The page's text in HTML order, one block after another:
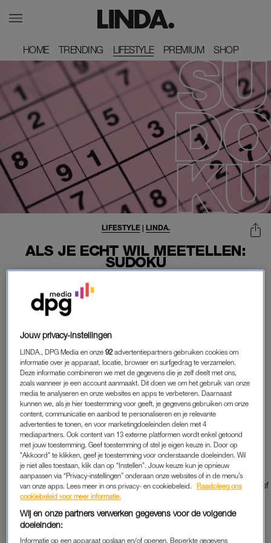
HOME
HOME TRENDING
TRENDING LIFESTYLE PREMIUM
PREMIUM SHOP
SHOP
ALS JE ECHT WIL MEETELLEN:
SUDOKU
LIFESTYLE| LINDA.
Sudoku: wie is er niet groot mee geworden? Speel je
favoriete getallenpuzzel nu oneindig online.
SUDOKU SPELEN
HOE SPEEL JE SUDOKU?
Op elke rij en in elke kolom moet je precies een keer de
cijfers van 1 tot en met 9 invullen.
In elk vierkant van 3×3 mag ook precies een keer 1 tot en
met 9 staan.
Tip: begin met een getal waar er al veel van zijn ingevuld of
met kolommen, rijen of vierkanten die weinig open plekken
bevatten.
Jouw privacy-instellingen
LINDA., DPG Media en onze92 advertentiepartners gebruiken cookies om
informatie over je apparaat, locatie, browser en surfgedrag te verzamelen.
Deze informatie combineren we met de gegevens die je zelf deelt met ons,
zoals wanneer je een account aanmaakt. Dit doen we om het gebruik van onze
media te analyseren en onze websites en apps te verbeteren. Daarnaast
kunnen we, als je hier toestemming voor geeft, je gegevens gebruiken om onze
content, communicatie en aanbod te personaliseren en je relevante
advertenties te tonen, en voor marketingdoeleinden delen met 4
mediapartners. Ook content van 13 externe platformen wordt enkel getoond
met jouw toestemming. Geef toestemming of stel je eigen keuze in. Door op
"Akkoord" te klikken, geef je toestemming voor onderstaande doeleinden. Wil
je niet alles toestaan, klik dan op “Instellen”. Jouw keuze kun je opnieuw
aanpassen via “Privacy-instellingen” onderaan onze websites of in de menu’s
van onze apps. Lees meer in ons privacy- en cookiebeleid.
Raadpleeg ons
cookiebeleid voor meer informatie.
Wij en onze partners verwerken gegevens voor de volgende
doeleinden:
Informatie op een apparaat opslaan en/of openen. Beperkte gegevens